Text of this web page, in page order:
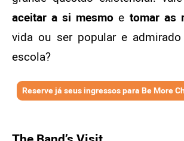
aceitar a si mesmo e tomar as
vida ou ser popular e
escola?
Reserve já seus ingressos para Be More